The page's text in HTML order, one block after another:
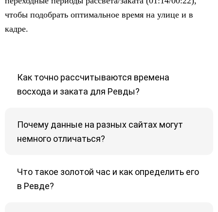
чтобы подобрать оптимальное время на улице и в
кадре.
Как точно рассчитываются времена
восхода и заката для Ревды?
Почему данные на разных сайтах могут
немного отличаться?
Что такое золотой час и как определить его
в Ревде?